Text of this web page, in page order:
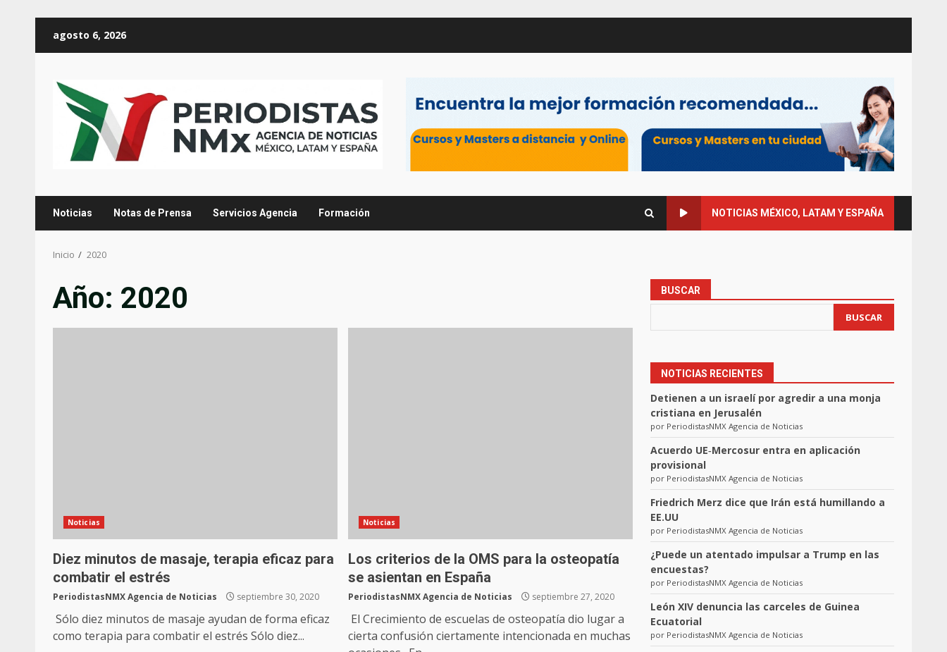
agosto 6, 2026
Noticias Notas de Prensa Servicios Agencia Formación NOTICIAS MÉXICO, LATAM Y ESPAÑA
Inicio 2020
Año: 2020
Noticias
Diez minutos de masaje, terapia eficaz para
combatir el estrés
PeriodistasNMX Agencia de Noticias septiembre 30, 2020
Sólo diez minutos de masaje ayudan de forma eficaz
como terapia para combatir el estrés Sólo diez...
Noticias
Los criterios de la OMS para la osteopatía
se asientan en España
PeriodistasNMX Agencia de Noticias septiembre 27, 2020
El Crecimiento de escuelas de osteopatía dio lugar a
cierta confusión ciertamente intencionada en muchas
BUSCAR
BUSCAR
NOTICIAS RECIENTES
Detienen a un israelí por agredir a una monja
cristiana en Jerusalén
por PeriodistasNMX Agencia de Noticias
Acuerdo UE‑Mercosur entra en aplicación
provisional
por PeriodistasNMX Agencia de Noticias
Friedrich Merz dice que Irán está humillando a
EE.UU
por PeriodistasNMX Agencia de Noticias
¿Puede un atentado impulsar a Trump en las
encuestas?
por PeriodistasNMX Agencia de Noticias
León XIV denuncia las carceles de Guinea
Ecuatorial
por PeriodistasNMX Agencia de Noticias